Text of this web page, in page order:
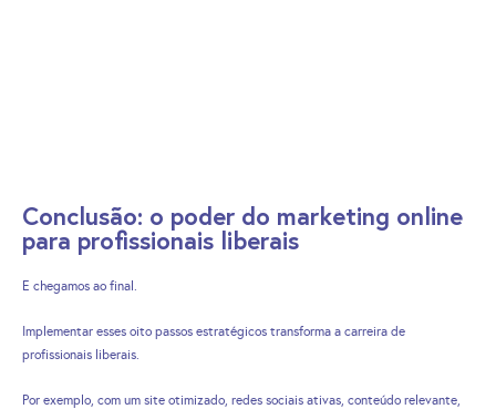
Conclusão: o poder do marketing online
para profissionais liberais
E chegamos ao final.
Implementar esses oito passos estratégicos transforma a carreira de
profissionais liberais.
Por exemplo, com um site otimizado, redes sociais ativas, conteúdo relevante,